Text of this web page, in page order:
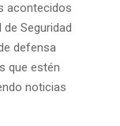
acontecidos
Seguridad
defensa
que estén
noticias